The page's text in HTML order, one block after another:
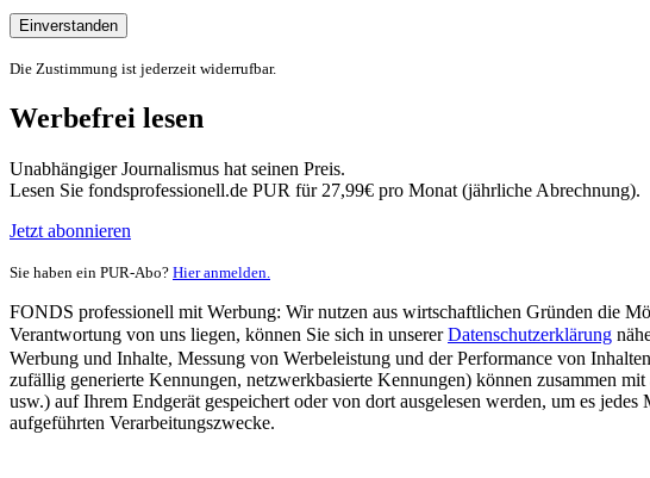
Einverstanden
Die Zustimmung ist jederzeit widerrufbar.
Werbefrei lesen
Unabhängiger Journalismus hat seinen Preis.
Lesen Sie fondsprofessionell.de PUR für 27,99€ pro Monat (jährliche Abrechnung).
Jetzt abonnieren
Sie haben ein PUR-Abo? Hier anmelden.
FONDS professionell mit Werbung: Wir nutzen aus wirtschaftlichen Gründen die
Verantwortung von uns liegen, können Sie sich in unsererDatenschutzerklärung
Werbung und Inhalte, Messung von Werbeleistung und der Performance von
zufällig generierte Kennungen, netzwerkbasierte Kennungen) können zusammen
usw.) auf Ihrem Endgerät gespeichert oder von dort ausgelesen werden, um es
aufgeführten Verarbeitungszwecke.